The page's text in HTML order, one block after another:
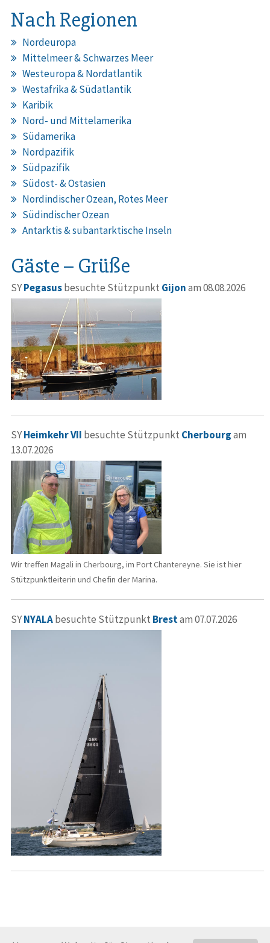
Nach Regionen
Nordeuropa
Mittelmeer & Schwarzes Meer
Westeuropa & Nordatlantik
Westafrika & Südatlantik
Karibik
Nord- und Mittelamerika
Südamerika
Nordpazifik
Südpazifik
Südost- & Ostasien
Nordindischer Ozean, Rotes Meer
Südindischer Ozean
Antarktis & subantarktische Inseln
Gäste – Grüße
SYPegasusbesuchte Stützpunkt Gijonam 08.08.2026
SYHeimkehr VII besuchte Stützpunkt Cherbourgam
13.07.2026
Wir treffen Magali in Cherbourg, im Port Chantereyne. Sie ist hier
Stützpunktleiterin und Chefin der Marina.
SYNYALAbesuchte Stützpunkt Brestam 07.07.2026